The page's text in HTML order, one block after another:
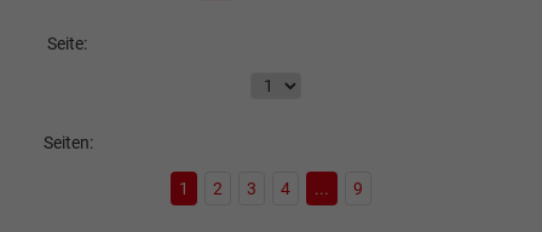
Seite:
Seiten:
1 2 3 4 ... 9